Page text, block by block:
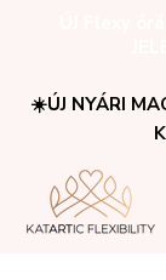
☀️ÚJ NYÁRI